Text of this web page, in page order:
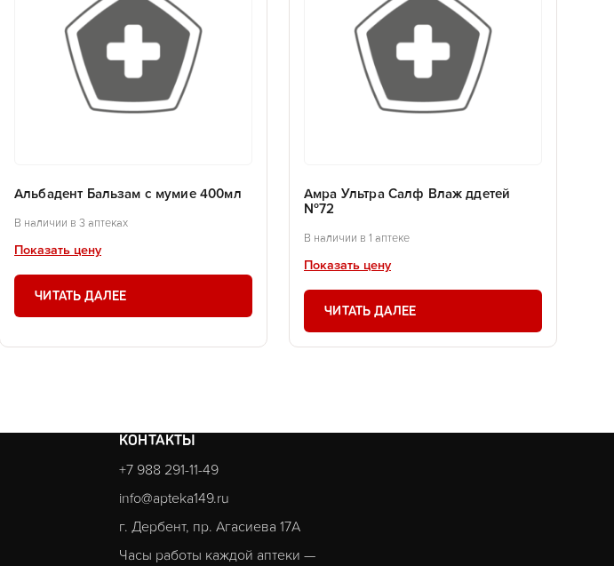
Альбадент Бальзам с мумие 400мл
В наличии в 3 аптеках
Показать цену
ЧИТАТЬ ДАЛЕЕ
Амра Ультра Салф Влаж ддетей
№72
В наличии в 1 аптеке
Показать цену
ЧИТАТЬ ДАЛЕЕ
КОНТАКТЫ
+7 988 291-11-49
info@apteka149.ru
г. Дербент, пр. Агасиева 17А
Часы работы каждой аптеки —